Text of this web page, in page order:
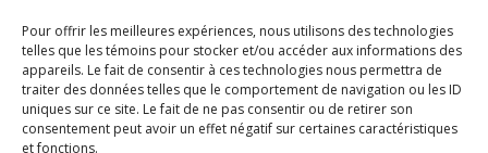
Pour offrir les meilleures expériences, nous utilisons des technologies
telles que les témoins pour stocker et/ou accéder aux informations des
appareils. Le fait de consentir à ces technologies nous permettra de
traiter des données telles que le comportement de navigation ou les ID
uniques sur ce site. Le fait de ne pas consentir ou de retirer son
consentement peut avoir un effet négatif sur certaines caractéristiques
et fonctions.
Téléphone : (450) 451-5203
Direction générale :
dir@tressaintredempteur.ca